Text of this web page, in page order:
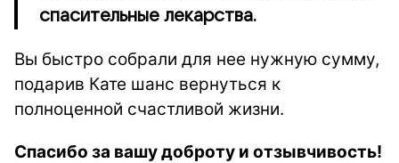
спасительные лекарства.
Вы быстро собрали для нее нужную сумму,
подарив Кате шанс вернуться к
полноценной счастливой жизни.
Спасибо за вашу доброту и отзывчивость!